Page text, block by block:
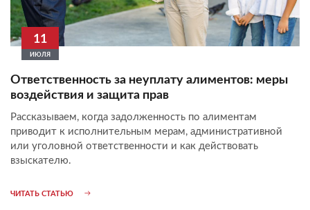
11
ИЮЛЯ
Ответственность за неуплату алиментов: меры
воздействия и защита прав
Рассказываем, когда задолженность по алиментам
приводит к исполнительным мерам, административной
или уголовной ответственности и как действовать
взыскателю.
ЧИТАТЬ СТАТЬЮ